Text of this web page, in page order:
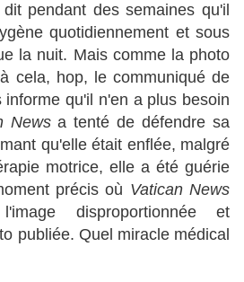
pendant des semaines qu'il
quotidiennement et sous
la nuit. Mais comme la photo
cela, hop, le communiqué de
informe qu'il n'en a plus besoin
Newsa tenté de défendre sa
qu'elle était enflée, malgré
motrice, elle a été guérie
précis où Vatican News
disproportionnée et
publiée. Quel miracle médical